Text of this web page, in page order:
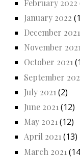
February 2022
January 2022
December 2021
November
October 2021
September
July 2021 (2)
June 2021 (12)
May 2021(12)
April 2021(13)
March 2021